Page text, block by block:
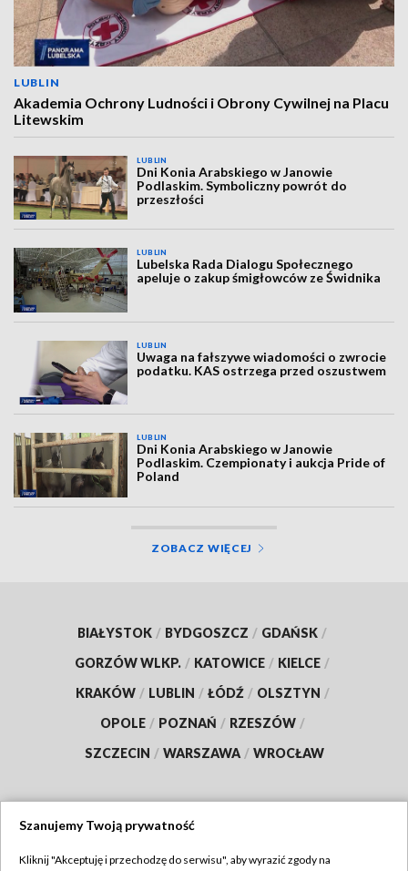
LUBLIN
Akademia Ochrony Ludności i Obrony Cywilnej na Placu
Litewskim
LUBLIN
Dni Konia Arabskiego w Janowie
Podlaskim. Symboliczny powrót do
przeszłości
LUBLIN
Lubelska Rada Dialogu Społecznego
apeluje o zakup śmigłowców ze Świdnika
LUBLIN
Uwaga na fałszywe wiadomości o zwrocie
podatku. KAS ostrzega przed oszustwem
LUBLIN
Dni Konia Arabskiego w Janowie
Podlaskim. Czempionaty i aukcja Pride of
Poland
ZOBACZ WIĘCEJ
BIAŁYSTOK / BYDGOSZCZ / GDAŃSK /
GORZÓW WLKP. / KATOWICE / KIELCE /
KRAKÓW / LUBLIN / ŁÓDŹ / OLSZTYN /
OPOLE / POZNAŃ / RZESZÓW /
SZCZECIN / WARSZAWA / WROCŁAW
Szanujemy Twoją prywatność
Kliknij "Akceptuję i przechodzę do serwisu", aby wyrazić zgody na